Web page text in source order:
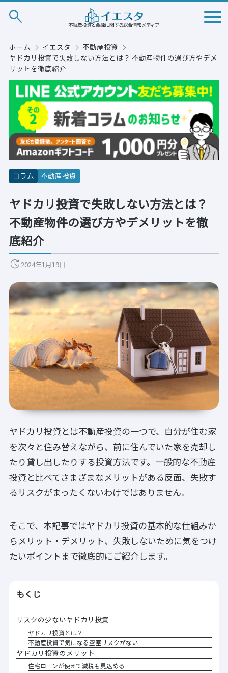
不動産投資と金融に関する総合情報メディア
search
ホーム イエスタ
不動産投資
ヤドカリ投資で失敗しない方法とは？ 不動産物件の選び方やデメ
リットを徹底紹介
コラム 不動産投資
ヤドカリ投資で失敗しない方法とは？
不動産物件の選び方やデメリットを徹
底紹介
update 2024年1月19日
ヤドカリ投資とは不動産投資の一つで、自分が住む家
を次々と住み替えながら、前に住んでいた家を売却し
たり貸し出したりする投資方法です。一般的な不動産
投資と比べてさまざまなメリットがある反面、失敗す
るリスクがまったくないわけではありません。
そこで、本記事ではヤドカリ投資の基本的な仕組みか
らメリット・デメリット、失敗しないために気をつけ
たいポイントまで徹底的にご紹介します。
もくじ
リスクの少ないヤドカリ投資
ヤドカリ投資とは？
不動産投資で気になる空室リスクがない
ヤドカリ投資のメリット
住宅ローンが使えて減税も見込める